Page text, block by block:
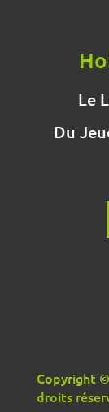
Le
Du
Copyright
droits